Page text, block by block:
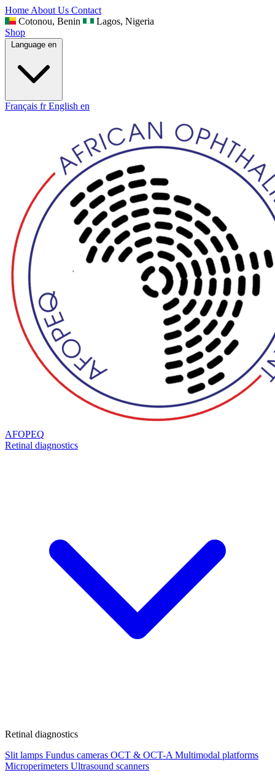
Home About Us Contact
Cotonou, Benin
Lagos, Nigeria
Shop
Language en
Français fr English en
AFOPEQ
Retinal diagnostics
Retinal diagnostics
Slit lamps Fundus cameras OCT & OCT-A Multimodal platforms
Microperimeters Ultrasound scanners